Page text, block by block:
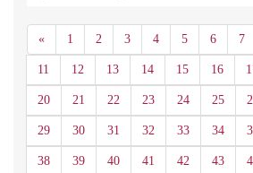
«Anterior
1 2 3 4 5 6 7
11 12 13 14 15 16
20 21 22 23 24 25
29 30 31 32 33 34
38 39 40 41 42 43